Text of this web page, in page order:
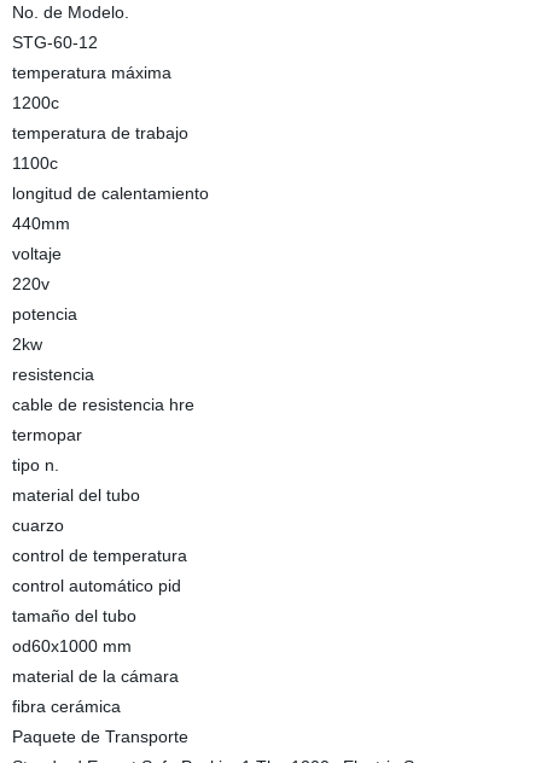
No. de Modelo.
STG-60-12
temperatura máxima
1200c
temperatura de trabajo
1100c
longitud de calentamiento
440mm
voltaje
220v
potencia
2kw
resistencia
cable de resistencia hre
termopar
tipo n.
material del tubo
cuarzo
control de temperatura
control automático pid
tamaño del tubo
od60x1000 mm
material de la cámara
fibra cerámica
Paquete de Transporte